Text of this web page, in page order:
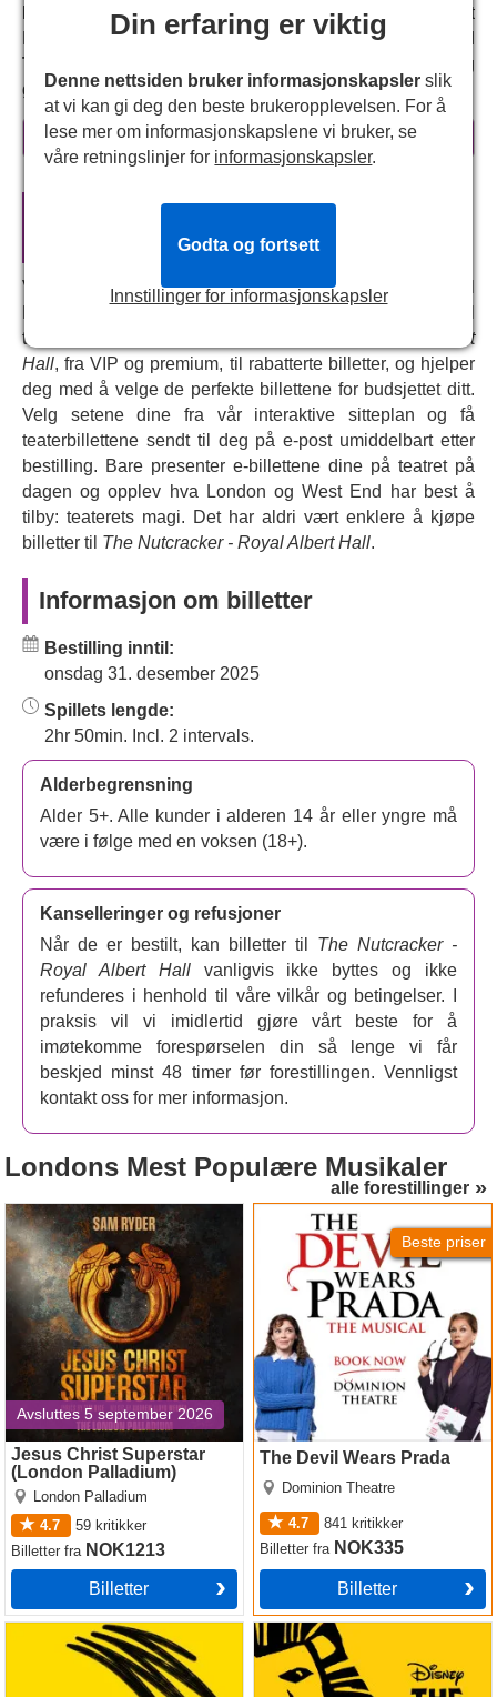
festlige favoritt kommer tilbake til Royal Albert
Hall. Denne fortryllende produksjonen, med
Tchaikovskys
strålende partitur, er en glitrende festlig
godbit for hele familien.
Denne juleklassikeren er laget eksklusivt for Royal Albert
Hall, med nydelige kostymer og blendende projeksjoner,
og orkester i verdensklasse,Royal Ballet Sinfonia
Opplev julens sanne magi, når Claras leker kommer til
live ved midnatt. Reis gjennom et fantastisk vinterland
med dansende snøfnugg til Sukkerplommefeens rike.
les mer
Offisielle teaterbilletter til The
Nutcracker - Royal Albert Hall
Vårt sentrale reservasjonssystem kobler deg direkte til
tilgjengelighet for billetter til
The Nutcracker - Royal Albert
Hall, fra VIP og premium, til rabatterte billetter, og hjelper
deg med å velge de perfekte billettene for budsjettet ditt.
Velg setene dine fra vår interaktive sitteplan og få
teaterbillettene sendt til deg på e-post umiddelbart etter
bestilling. Bare presenter e-billettene dine på teatret på
dagen og opplev hva London og West End har best å
tilby: teaterets magi. Det har aldri vært enklere å kjøpe
billetter til The Nutcracker - Royal Albert Hall.
Informasjon om billetter
Bestilling inntil:
onsdag 31. desember 2025
Spillets lengde:
2hr 50min. Incl. 2 intervals.
Alderbegrensning
Alder 5+. Alle kunder i alderen 14 år eller yngre må
være i følge med en voksen (18+).
Kanselleringer og refusjoner
Når de er bestilt, kan billetter til The Nutcracker -
Royal Albert Hallvanligvis ikke byttes og ikke
refunderes i henhold til våre vilkår og betingelser. I
praksis vil vi imidlertid gjøre vårt beste for å
imøtekomme forespørselen din så lenge vi får
beskjed minst 48 timer før forestillingen. Vennligst
kontakt oss for mer informasjon.
alle forestillinger
Londons Mest Populære Musikaler
Avsluttes 5 september 2026
Jesus Christ Superstar
(London Palladium)
London Palladium
4.7
59 kritikker
Billetterfra NOK1213
Billetter
Jesus Christ Superstar
(London Palladium)
Beste priser
The Devil Wears Prada
Dominion Theatre
4.7 841 kritikker
Billetterfra NOK335
Billetter
The Devil Wears Prada
Operation Mincemeat The Lion King
Din erfaring er viktig
Denne nettsiden bruker informasjonskapsler slik
at vi kan gi deg den beste brukeropplevelsen. For å
lese mer om informasjonskapslene vi bruker, se
våre retningslinjer for informasjonskapsler.
Innstillinger for informasjonskapsler
Godta og fortsett